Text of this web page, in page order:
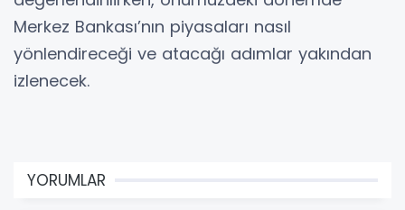
Merkez Bankası’nın piyasaları nasıl
yönlendireceği ve atacağı adımlar yakından
izlenecek.
YORUMLAR